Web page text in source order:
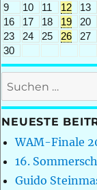
9
10 11 12 13
16
17 18 19 20
23
24 25 26 27
30
Suchen
nach:
NEUESTE
WAM-Finale
16.
Guido